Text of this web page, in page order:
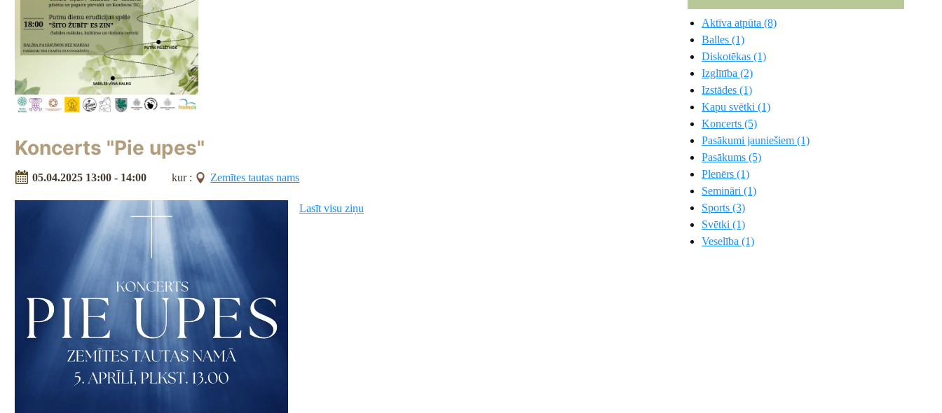
Koncerts "Pie upes"
05.04.2025 13:00 - 14:00 kur : Zemītes tautas nams
Lasīt visu ziņu
Aktīva atpūta (8)
Balles (1)
Diskotēkas (1)
Izglītība (2)
Izstādes (1)
Kapu svētki (1)
Koncerts (5)
Pasākumi jauniešiem (1)
Pasākums (5)
Plenērs (1)
Semināri (1)
Sports (3)
Svētki (1)
Veselība (1)